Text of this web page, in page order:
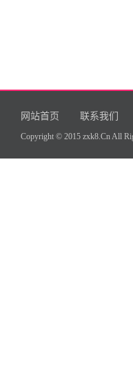
网站首页 联系我们
Copyright © 2015 zxk8.Cn All